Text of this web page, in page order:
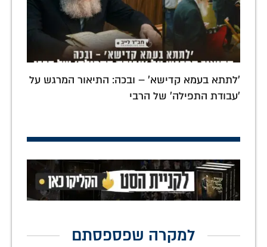
'לתתא בעמא קדישא' – ובכה: התיאור המרגש על
'עבודת התפילה' של הרבי
למקרה שפספסתם